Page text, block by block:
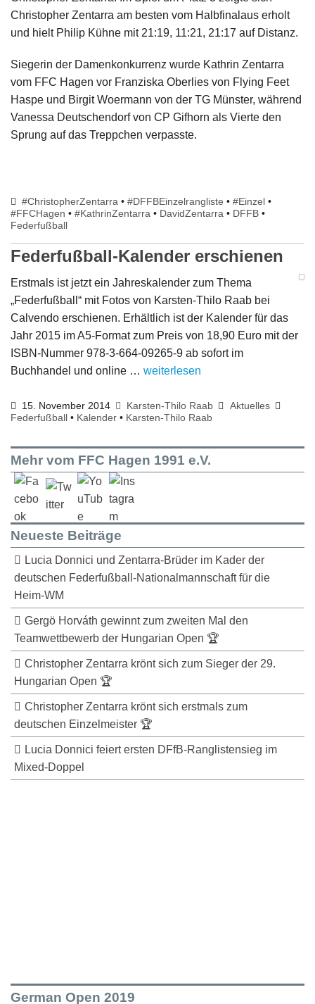
Christopher Zentarra am besten vom Halbfinalaus erholt
und hielt Philip Kühne mit 21:19, 11:21, 21:17 auf Distanz.
Siegerin der Damenkonkurrenz wurde Kathrin Zentarra
vom FFC Hagen vor Franziska Oberlies von Flying Feet
Haspe und Birgit Woermann von der TG Münster, während
Vanessa Deutschendorf von CP Gifhorn als Vierte den
Sprung auf das Treppchen verpasste.
#ChristopherZentarra •#DFFBEinzelrangliste •#Einzel •
#FFCHagen • #KathrinZentarra • DavidZentarra • DFFB •
Federfußball
Federfußball-Kalender erschienen
Erstmals ist jetzt ein Jahreskalender zum Thema
„Federfußball“ mit Fotos von Karsten-Thilo Raab bei
Calvendo erschienen. Erhältlich ist der Kalender für das
Jahr 2015 im A5-Format zum Preis von 18,90 Euro mit der
ISBN-Nummer 978-3-664-09265-9 ab sofort im
Buchhandel und online … weiterlesen
15. November 2014 Karsten-Thilo Raab
Aktuelles
Federfußball • Kalender • Karsten-Thilo Raab
Mehr vom FFC Hagen 1991 e.V.
Neueste Beiträge
Lucia Donnici und Zentarra-Brüder im Kader der
deutschen Federfußball-Nationalmannschaft für die
Heim-WM
Gergö Horváth gewinnt zum zweiten Mal den
Teamwettbewerb der Hungarian Open 🏆
Christopher Zentarra krönt sich zum Sieger der 29.
Hungarian Open 🏆
Christopher Zentarra krönt sich erstmals zum
deutschen Einzelmeister 🏆
Lucia Donnici feiert ersten DFfB-Ranglistensieg im
Mixed-Doppel
German Open 2019